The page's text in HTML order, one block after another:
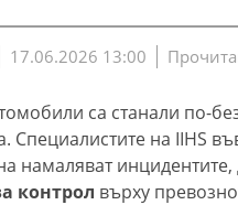
17.06.2026 13:00
са станали по-
Специалистите на IIHS
намаляват инцидентите,
контрол върху